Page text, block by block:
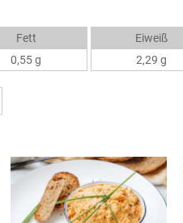
Fett
0,55 g
Eiweiß
2,29 g